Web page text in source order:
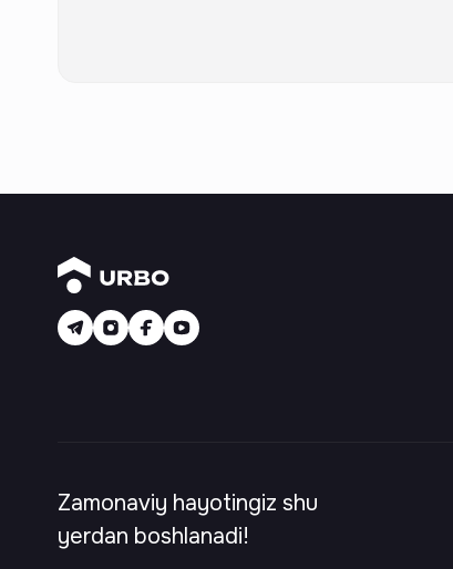
Zamonaviy hayotingiz shu
yerdan boshlanadi!